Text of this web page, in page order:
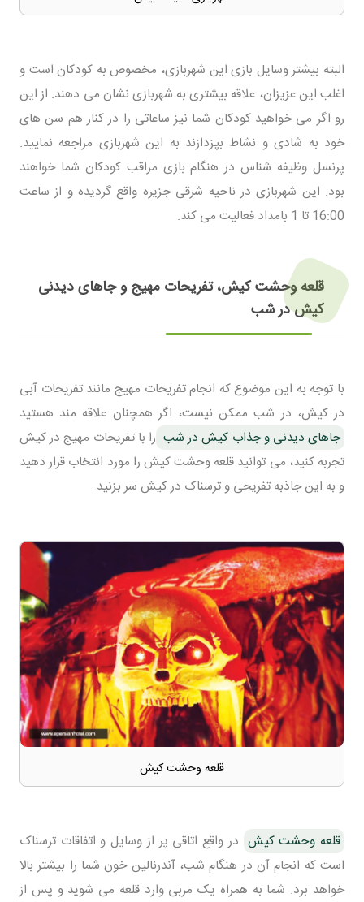
البته بیشتر وسایل بازی این شهربازی، مخصوص به کودکان است و
اغلب این عزیزان، علاقه بیشتری به شهربازی نشان می دهند. از این
رو اگر می خواهید کودکان شما نیز ساعاتی را در کنار هم سن های
خود به شادی و نشاط بپزدازند به این شهربازی مراجعه نمایید.
پرنسل وظیفه شناس در هنگام بازی مراقب کودکان شما خواهند
بود. این شهربازی در ناحیه شرقی جزیره واقع گردیده و از ساعت
16:00 تا 1 بامداد فعالیت می کند.
قلعه وحشت کیش، تفریحات مهیج و جاهای دیدنی
کیش در شب
با توجه به این موضوع که انجام تفریحات مهیج مانند تفریحات آبی
در کیش، در شب ممکن نیست، اگر همچنان علاقه مند هستید
جاهای دیدنی و جذاب کیش در شب را با تفریحات مهیج در کیش
تجربه کنید، می توانید قلعه وحشت کیش را مورد انتخاب قرار دهید
و به این جاذبه تفریحی و ترسناک در کیش سر بزنید.
قلعه وحشت کیش
قلعه وحشت کیش در واقع اتاقی پر از وسایل و اتفاقات ترسناک
است که انجام آن در هنگام شب، آندرنالین خون شما را بیشتر بالا
خواهد برد. شما به همراه یک مربی وارد قلعه می شوید و پس از